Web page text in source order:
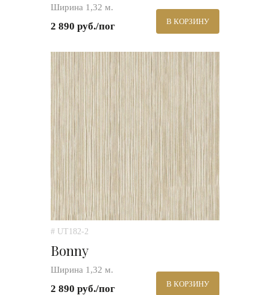
Ширина 1,32 м.
2 890 руб./пог В КОРЗИНУ
# UT182-2
Bonny
Ширина 1,32 м.
2 890 руб./пог В КОРЗИНУ